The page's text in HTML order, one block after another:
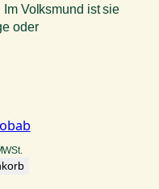
Volksmund ist sie
oder